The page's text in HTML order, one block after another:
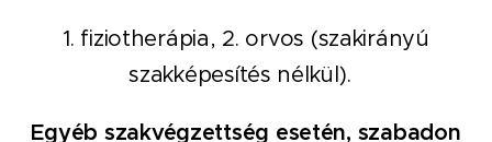
1. fiziotherápia, 2. orvos (szakirányú
szakképesítés nélkül).
Egyéb szakvégzettség esetén, szabadon